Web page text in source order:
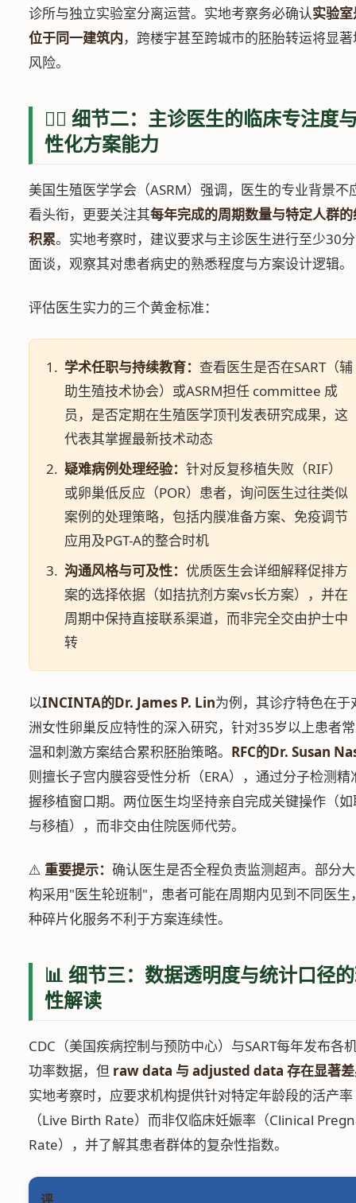
诊所与独立实验室分离运营。实地考察务必确认实验
位于同一建筑内，跨楼宇甚至跨城市的胚胎转运将显
风险。
👨‍⚕️ 细节二：主诊医生的临床专注度
性化方案能力
美国生殖医学学会（ASRM）强调，医生的专业背景不
看头衔，更要关注其每年完成的周期数量与特定人群
积累。实地考察时，建议要求与主诊医生进行至少30
面谈，观察其对患者病史的熟悉程度与方案设计逻辑。
评估医生实力的三个黄金标准：
学术任职与持续教育： 查看医生是否在SART（辅
助生殖技术协会）或ASRM担任 committee 成
员，是否定期在生殖医学顶刊发表研究成果，这
代表其掌握最新技术动态
疑难病例处理经验： 针对反复移植失败（RIF）
或卵巢低反应（POR）患者，询问医生过往类似
案例的处理策略，包括内膜准备方案、免疫调节
应用及PGT-A的整合时机
沟通风格与可及性： 优质医生会详细解释促排方
案的选择依据（如拮抗剂方案vs长方案），并在
周期中保持直接联系渠道，而非完全交由护士中
转
以INCINTA的Dr. James P. Lin为例，其诊疗特色在于
洲女性卵巢反应特性的深入研究，针对35岁以上患者
温和刺激方案结合累积胚胎策略。 RFC的Dr. Susan
则擅长子宫内膜容受性分析（ERA），通过分子检测精
握移植窗口期。两位医生均坚持亲自完成关键操作（
与移植），而非交由住院医师代劳。
⚠️ 重要提示： 确认医生是否全程负责监测超声。部分
构采用"医生轮班制"，患者可能在周期内见到不同医生
种碎片化服务不利于方案连续性。
📊 细节三：数据透明度与统计口径
性解读
CDC（美国疾病控制与预防中心）与SART每年发布各
功率数据，但 raw data 与 adjusted data 存在显著
实地考察时，应要求机构提供针对特定年龄段的活产率
（Live Birth Rate）而非仅临床妊娠率（Clinical
Rate），并了解其患者群体的复杂性指数。